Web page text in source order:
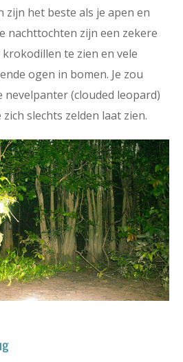
zijn het beste als je apen en
nachttochten zijn een zekere
te zien en vele
ogen in bomen. Je zou
nevelpanter (clouded leopard)
slechts zelden laat zien.